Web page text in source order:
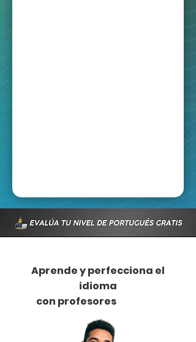
Aprende y perfecciona el
idioma
con profesores